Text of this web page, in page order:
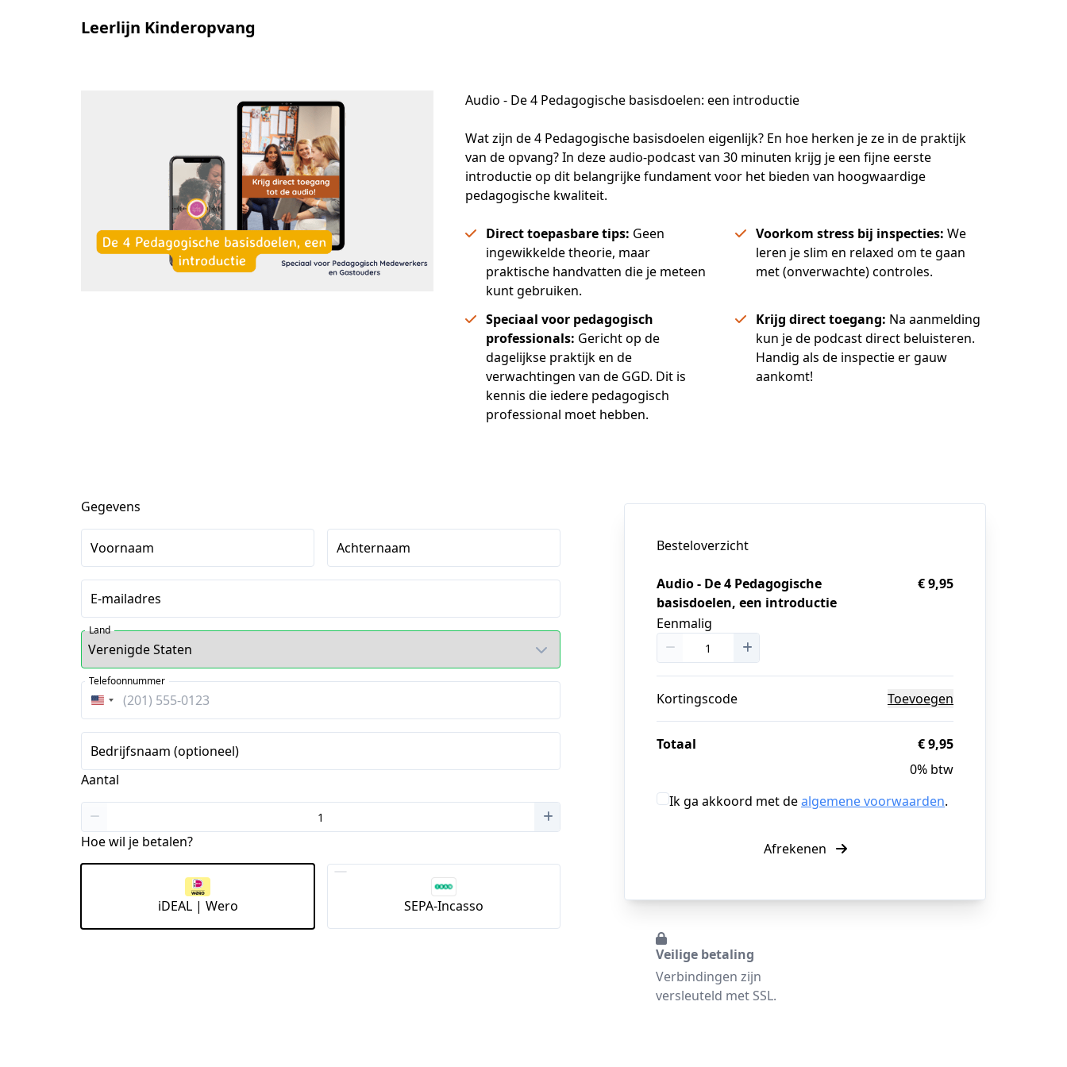
Leerlijn Kinderopvang
Audio - De 4 Pedagogische basisdoelen: een introductie
Wat zijn de 4 Pedagogische basisdoelen eigenlijk? En hoe herken je ze in de praktijk
van de opvang? In deze audio-podcast van 30 minuten krijg je een fijne eerste
introductie op dit belangrijke fundament voor het bieden van hoogwaardige
pedagogische kwaliteit.
Direct toepasbare tips: Geen
ingewikkelde theorie, maar
praktische handvatten die je meteen
kunt gebruiken.
Voorkom stress bij inspecties: We
leren je slim en relaxed om te gaan
met (onverwachte) controles.
Speciaal voor pedagogisch
professionals: Gericht op de
dagelijkse praktijk en de
verwachtingen van de GGD. Dit is
kennis die iedere pedagogisch
professional moet hebben.
Krijg direct toegang: Na aanmelding
kun je de podcast direct beluisteren.
Handig als de inspectie er gauw
aankomt!
Gegevens
Voornaam Achternaam
E-mailadres
Land
Verenigde
Staten
+1
Telefoonnummer
Bedrijfsnaam (optioneel)
Aantal
Hoe wil je betalen?
iDEAL | Wero SEPA-Incasso
Besteloverzicht
Audio - De 4 Pedagogische
basisdoelen, een introductie
Eenmalig
€ 9,95
Kortingscode Toevoegen
Totaal
€ 9,95
0% btw
Ik ga akkoord met dealgemene voorwaarden.
Afrekenen
Veilige betaling
Verbindingen zijn
versleuteld met SSL.